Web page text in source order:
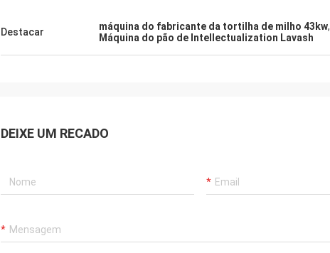
Destacar máquina do fabricante da tortilha de milho 43kw,
Máquina do pão de Intellectualization Lavash
DEIXE UM RECADO